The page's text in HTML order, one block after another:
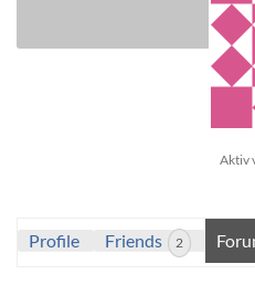
Aktiv
Profile Friends 2